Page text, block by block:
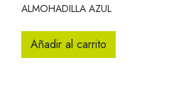
ALMOHADILLA AZUL
Añadir al carrito